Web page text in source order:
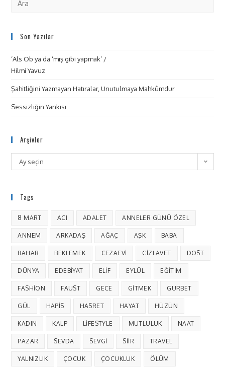
Son Yazılar
‘Als Ob ya da ‘mış gibi yapmak’ /
Hilmi Yavuz
Şahitliğini Yazmayan Hatıralar, Unutulmaya Mahkûmdur
Sessizliğin Yankısı
Arşivler
Ay seçin
Tags
8 MART ACI ADALET ANNELER GÜNÜ ÖZEL
ANNEM ARKADAŞ AĞAÇ AŞK BABA
BAHAR BEKLEMEK CEZAEVI CIZLAVET DOST
DÜNYA EDEBIYAT ELIF EYLÜL EĞITIM
FASHION FAUST GECE GITMEK GURBET
GÜL HAPIS HASRET HAYAT HÜZÜN
KADIN KALP LIFESTYLE MUTLULUK NAAT
PAZAR SEVDA SEVGI SIIR TRAVEL
YALNIZLIK ÇOCUK ÇOCUKLUK ÖLÜM